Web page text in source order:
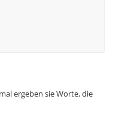
ergeben sie Worte, die